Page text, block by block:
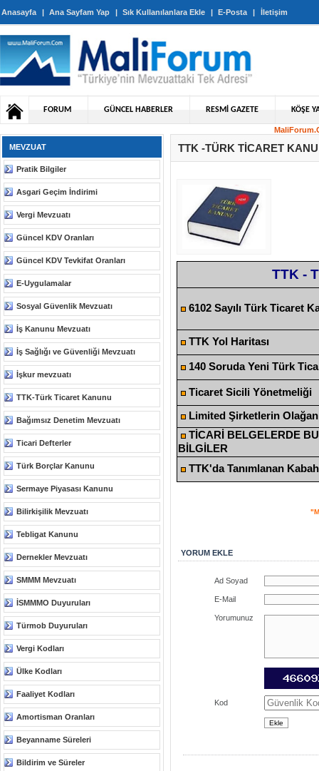
Anasayfa | Ana Sayfam Yap | Sık Kullanılanlara Ekle | E-Posta | İletişim
FORUM GÜNCEL HABERLER RESMİ GAZETE KÖŞE
MEVZUAT
Pratik Bilgiler
Asgari Geçim İndirimi
Vergi Mevzuatı
Güncel KDV Oranları
Güncel KDV Tevkifat Oranları
E-Uygulamalar
Sosyal Güvenlik Mevzuatı
İş Kanunu Mevzuatı
İş Sağlığı ve Güvenliği Mevzuatı
İşkur mevzuatı
TTK-Türk Ticaret Kanunu
Bağımsız Denetim Mevzuatı
Ticari Defterler
Türk Borçlar Kanunu
Sermaye Piyasası Kanunu
Bilirkişilik Mevzuatı
Tebligat Kanunu
Dernekler Mevzuatı
SMMM Mevzuatı
İSMMMO Duyuruları
Türmob Duyuruları
Vergi Kodları
Ülke Kodları
Faaliyet Kodları
Amortisman Oranları
Beyanname Süreleri
Bildirim ve Süreler
TTK -TÜRK TİCARET
TTK -
6102 Sayılı Türk Ticaret
TTK Yol Haritası
140 Soruda Yeni Türk
Ticaret Sicili Yönetmeliği
Limited Şirketlerin
TİCARİ BELGELERDE
BİLGİLER
TTK'da Tanımlanan
YORUM EKLE
Ad Soyad
E-Mail
Yorumunuz
Kod